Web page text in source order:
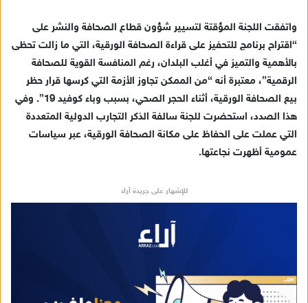
واتفقت اللجنة المؤقتة لتسيير شؤون قطاع الصحافة والنشر على
“اقتراح برنامج للتحفيز على قراءة الصحافة الورقية، التي ما زالت تحظى
بالأهمية والتميز في أغلب البلدان، رغم المنافسة القوية للصحافة
الرقمية”، معتبرة أنه “من الممكن تجاوز الأزمة التي كرسها قرار حظر
بيع الصحافة الورقية، أثناء الحجر الصحي، بسبب وباء كوفيد 19”. وفي
هذا الصدد، استحضرت للجنة سالفة الذكر التجارب الدولية المتعددة
التي عملت على الحفاظ على مكانة الصحافة الورقية، عبر سياسات
عمومية أظهرت نجاعتها.
للإشهار على جريدة آراء